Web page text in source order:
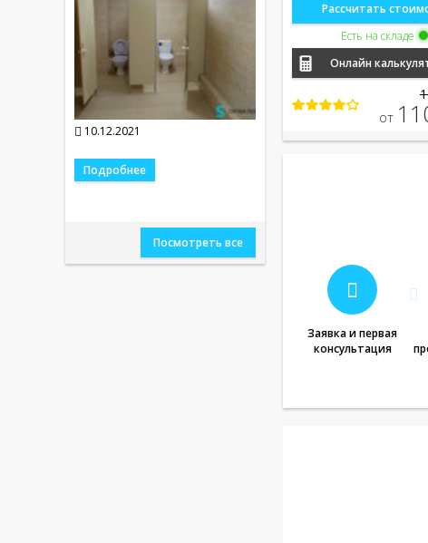
10.12.2021
Подробнее
Посмотреть все
Рассчитать
Есть на складе
Онлайн
от
Заявка и первая
консультация